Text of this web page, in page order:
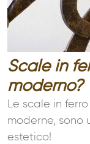
Scale in
moderno?
Le scale in
moderne,
estetico!